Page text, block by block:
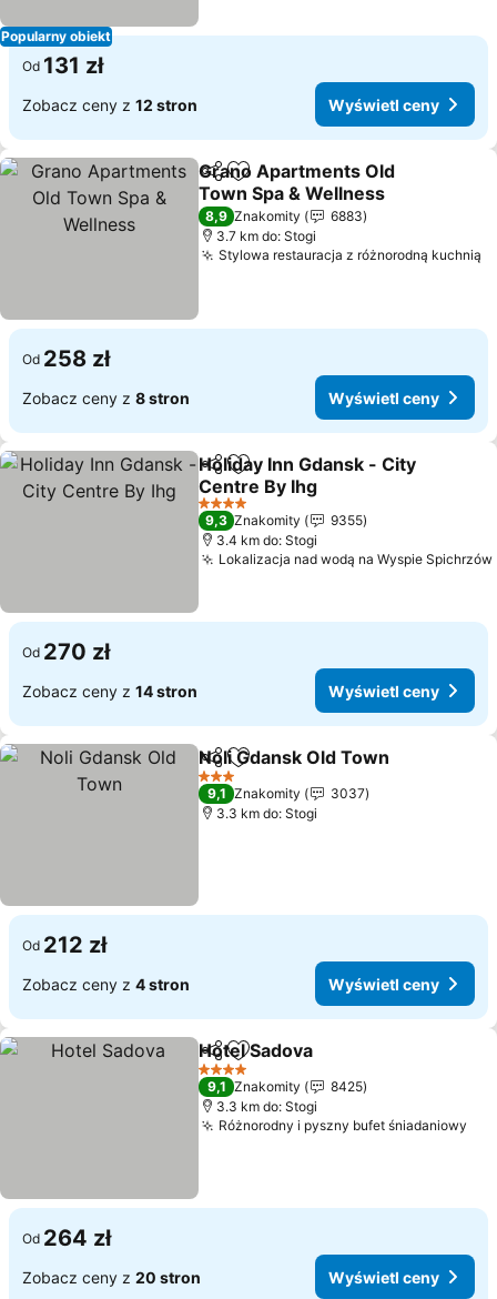
Popularny obiekt
Od 131 zł
Zobacz ceny z 12 stron Wyświetl ceny
Udostępnij
Dodaj do ulubionych
Grano Apartments Old
Town Spa & Wellness
Wyświetl ceny
8,9 Znakomity
6883
3.7 km do: Stogi
Stylowa restauracja z różnorodną kuchnią
Od 258 zł
Zobacz ceny z 8 stron Wyświetl ceny
Udostępnij
Dodaj do ulubionych
Holiday Inn Gdansk - City
Centre By Ihg
Wyświetl ceny
4 Kategoria
9,3 Znakomity
9355
3.4 km do: Stogi
Lokalizacja nad wodą na Wyspie Spichrzów
Od 270 zł
Zobacz ceny z 14 stron Wyświetl ceny
Udostępnij
Dodaj do ulubionych
Noli Gdansk Old Town
3 Kategoria
9,1 Znakomity
3037
3.3 km do: Stogi
Od 212 zł
Zobacz ceny z 4 stron Wyświetl ceny
Udostępnij
Dodaj do ulubionych
Hotel Sadova
4 Kategoria
9,1 Znakomity
8425
3.3 km do: Stogi
Różnorodny i pyszny bufet śniadaniowy
Od 264 zł
Zobacz ceny z 20 stron Wyświetl ceny